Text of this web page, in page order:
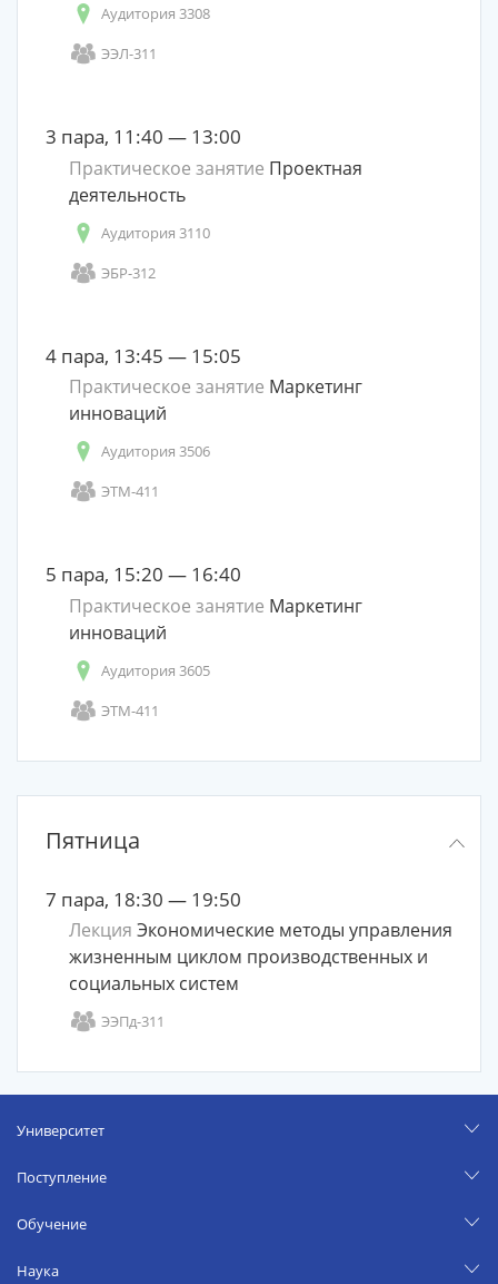
Аудитория 3308
ЭЭЛ-311
3 пара, 11:40 — 13:00
Практическое занятие Проектная
деятельность
Аудитория 3110
ЭБР-312
4 пара, 13:45 — 15:05
Практическое занятие Маркетинг
инноваций
Аудитория 3506
ЭТМ-411
5 пара, 15:20 — 16:40
Практическое занятие Маркетинг
инноваций
Аудитория 3605
ЭТМ-411
Пятница
7 пара, 18:30 — 19:50
Лекция Экономические методы управления
жизненным циклом производственных и
социальных систем
ЭЭПд-311
Университет
Поступление
Обучение
Наука